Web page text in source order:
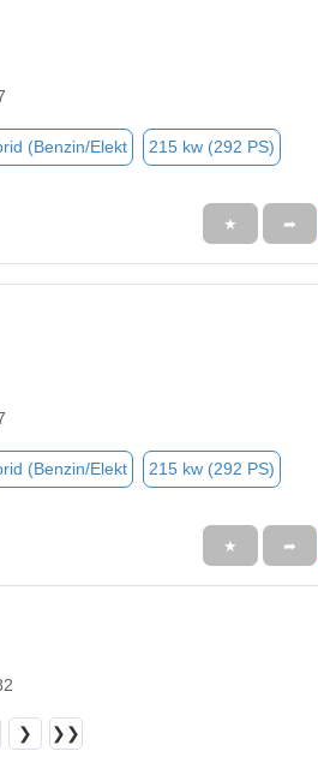
(Benzin/Elekt 215 kw (292 PS)
★ ➦
(Benzin/Elekt 215 kw (292 PS)
★ ➦
❯ ❯❯